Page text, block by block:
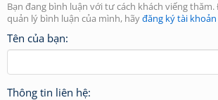
Bạn đang bình luận với tư cách khách viếng
quản lý bình luận của mình, hãyđăng ký tài khoản
Tên của bạn:
Thông tin liên hệ: